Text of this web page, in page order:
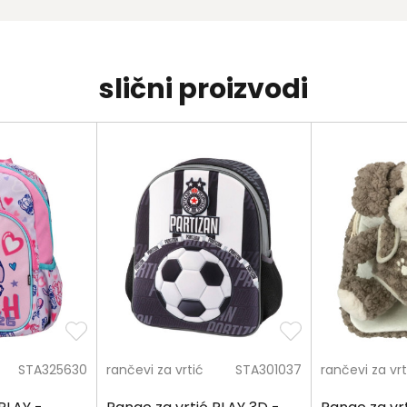
slični proizvodi
STA325630 rančevi za vrtić STA301037 rančevi za